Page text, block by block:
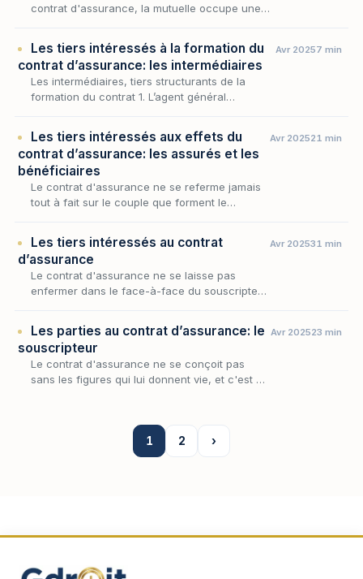
contrat d'assurance, la mutuelle occupe une
qui…
Les tiers intéressés à la formation du
contrat d’assurance: les intermédiaires
Les intermédiaires, tiers structurants de la
formation du contrat 1. L’agent général
d’interméd…
Avr 20257 min
Les tiers intéressés aux effets du
contrat d’assurance: les assurés et les
bénéficiaires
Le contrat d'assurance ne se referme jamais
tout à fait sur le couple que forment le
consen…
Avr 202521 min
Les tiers intéressés au contrat
d’assurance
Le contrat d'assurance ne se laisse pas
enfermer dans le face-à-face du souscripteur
Avr 202531 min
Les parties au contrat d’assurance: le
souscripteur
Le contrat d'assurance ne se conçoit pas
sans les figures qui lui donnent vie, et c'est au
Avr 202523 min
1 2 ›